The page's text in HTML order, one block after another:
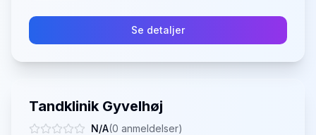
Se detaljer
Tandklinik Gyvelhøj
N/A(0 anmeldelser)